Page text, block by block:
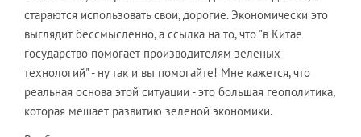
стараются использовать свои, дорогие. Экономически это
выглядит бессмысленно, а ссылка на то, что "в Китае
государство помогает производителям зеленых
технологий" - ну так и вы помогайте! Мне кажется, что
реальная основа этой ситуации - это большая геополитика,
которая мешает развитию зеленой экономики.